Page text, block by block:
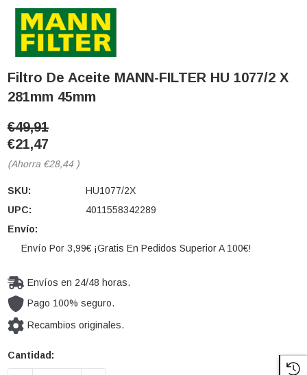
Filtro De Aceite MANN-FILTER HU 1077/2 X
281mm 45mm
€49,91
€21,47
(Ahorra €28,44 )
SKU:
HU1077/2X
UPC:
4011558342289
Envío:
Envío Por 3,99€ ¡Gratis En Pedidos Superior A 100€!
Envíos en 24/48 horas.
Pago 100% seguro.
Recambios originales.
Cantidad
Cantidad: